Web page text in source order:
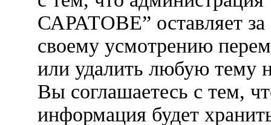
САРАТОВЕ” оставляет за
своему усмотрению
или удалить любую тему
Вы соглашаетесь с тем,
информация будет